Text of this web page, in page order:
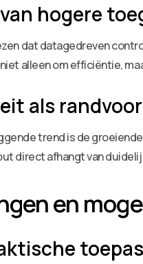
hogere
dat datagedreven
alleen om efficiëntie,
als
trend is de
direct afhangt van
en